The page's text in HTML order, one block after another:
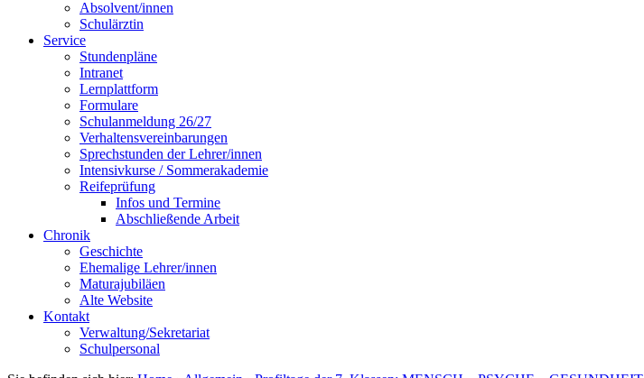
Absolvent/innen
Schulärztin
Service
Stundenpläne
Intranet
Lernplattform
Formulare
Schulanmeldung 26/27
Verhaltensvereinbarungen
Sprechstunden der Lehrer/innen
Intensivkurse / Sommerakademie
Reifeprüfung
Infos und Termine
Abschließende Arbeit
Chronik
Geschichte
Ehemalige Lehrer/innen
Maturajubiläen
Alte Website
Kontakt
Verwaltung/Sekretariat
Schulpersonal